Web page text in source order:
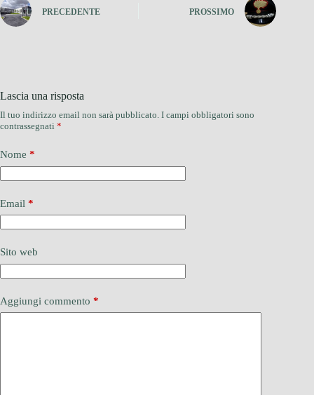
PRECEDENTE PROSSIMO
Lascia una risposta
Il tuo indirizzo email non sarà pubblicato. I campi obbligatori sono
contrassegnati *
Nome *
Email *
Sito web
Aggiungi commento *